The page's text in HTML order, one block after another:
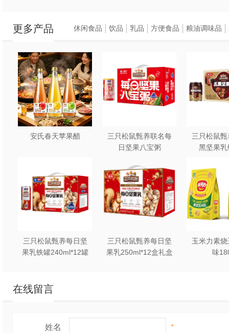
更多产品
安氏春天苹果醋
三只松鼠甄养联名每
日坚果八宝粥
三只松鼠
黑坚果乳
三只松鼠甄养每日坚
果乳铁罐240ml*12罐
三只松鼠甄养每日坚
果乳250ml*12盒礼盒
玉米力素
味
休闲食品 饮品 乳品 方便食品 粮油调味品
在线留言
姓名 *